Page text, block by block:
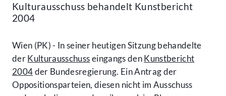
Kulturausschuss behandelt Kunstbericht
2004
Wien (PK) - In seiner heutigen Sitzung behandelte
derKulturausschusseingangs denKunstbericht
2004der Bundesregierung. Ein Antrag der
Oppositionsparteien, diesen nicht im Ausschuss